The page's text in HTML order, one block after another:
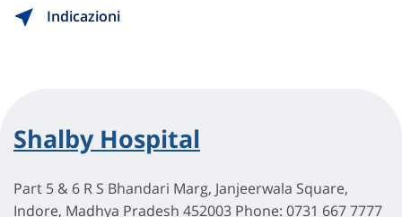
Indicazioni
Shalby Hospital
Part 5 & 6 R S Bhandari Marg, Janjeerwala Square,
Indore, Madhya Pradesh 452003 Phone: 0731 667 7777